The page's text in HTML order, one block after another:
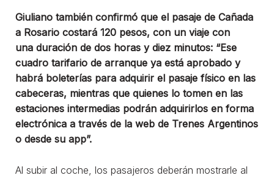
Giuliano también confirmó que el pasaje de Cañada
a Rosario costará 120 pesos, con un viaje con
una duración de dos horas y diez minutos: “Ese
cuadro tarifario de arranque ya está aprobado y
habrá boleterías para adquirir el pasaje físico en las
cabeceras, mientras que quienes lo tomen en las
estaciones intermedias podrán adquirirlos en forma
electrónica a través de la web de Trenes Argentinos
o desde su app”.
Al subir al coche, los pasajeros deberán mostrarle al